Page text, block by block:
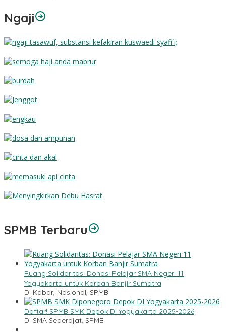
Ngaji
SPMB Terbaru
Ruang Solidaritas: Donasi Pelajar SMA Negeri 11
Yogyakarta untuk Korban Banjir Sumatra
Di Kabar, Nasional, SPMB
Daftar! SPMB SMK Depok DI Yogyakarta 2025-2026
Di SMA Sederajat, SPMB